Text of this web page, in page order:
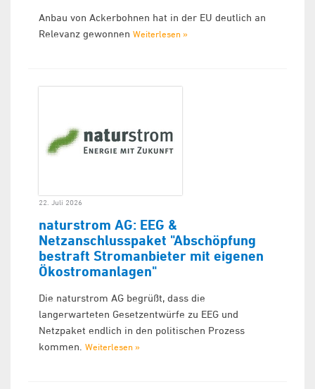
Anbau von Ackerbohnen hat in der EU deutlich an
Relevanz gewonnen Weiterlesen »
22. Juli 2026
naturstrom AG: EEG &
Netzanschlusspaket "Abschöpfung
bestraft Stromanbieter mit eigenen
Ökostromanlagen"
Die naturstrom AG begrüßt, dass die
langerwarteten Gesetzentwürfe zu EEG und
Netzpaket endlich in den politischen Prozess
kommen. Weiterlesen »